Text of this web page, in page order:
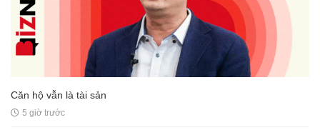
Căn hộ vẫn là tài sản
5 giờ trước